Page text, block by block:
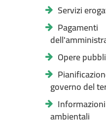
Servizi
Pagamenti
Opere
governo del
Informazioni
ambientali